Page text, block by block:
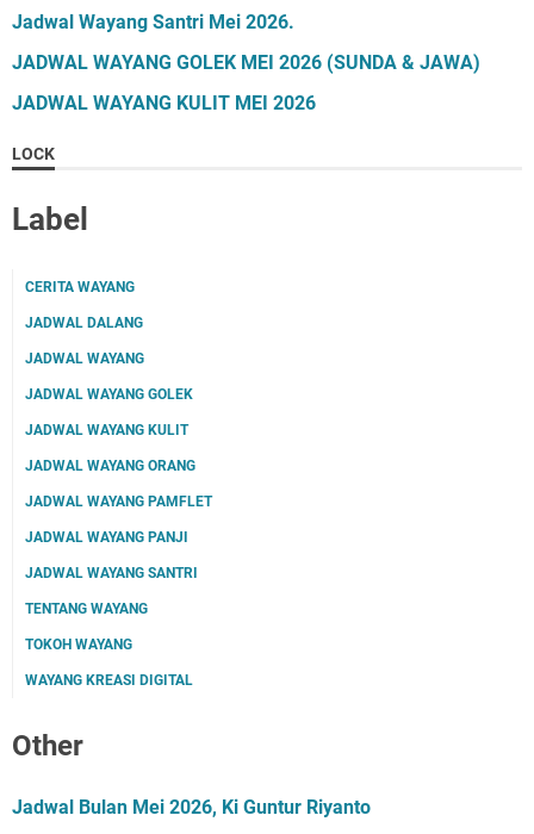
Jadwal Wayang Santri Mei 2026.
JADWAL WAYANG GOLEK MEI 2026 (SUNDA & JAWA)
JADWAL WAYANG KULIT MEI 2026
LOCK
Label
CERITA WAYANG
JADWAL DALANG
JADWAL WAYANG
JADWAL WAYANG GOLEK
JADWAL WAYANG KULIT
JADWAL WAYANG ORANG
JADWAL WAYANG PAMFLET
JADWAL WAYANG PANJI
JADWAL WAYANG SANTRI
TENTANG WAYANG
TOKOH WAYANG
WAYANG KREASI DIGITAL
Other
Jadwal Bulan Mei 2026, Ki Guntur Riyanto